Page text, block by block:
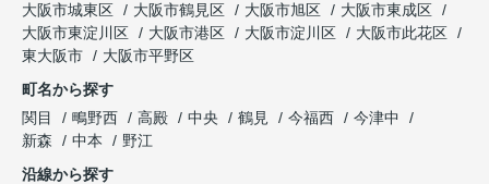
大阪市城東区
大阪市鶴見区 大阪市旭区
大阪市東成区
大阪市東淀川区
大阪市港区 大阪市淀川区
大阪市此花区
東大阪市
大阪市平野区
町名から探す
関目
鴫野西 高殿 中央 鶴見 今福西
今津中
新森
中本
野江
沿線から探す